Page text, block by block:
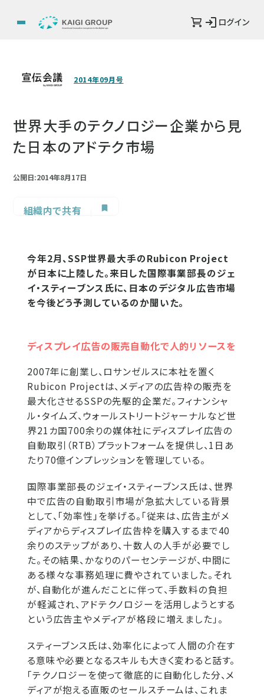
ログイン
2014年09月号
世界大手のテクノロジー企業から見
た日本のアドテク市場
公開日:2014年8月17日
組織内で共有
今年2月、SSP世界最大手のRubicon Project
が日本に上陸した。来日した国際事業部長のジェ
イ・スティーブンス氏に、日本のデジタル広告市場
を今後どう予測しているのか聞いた。
ディスプレイ広告の販売自動化で人的リソースを
2007年に創業し、ロサンゼルスに本社を置く
Rubicon Projectは、メディアの広告枠の販売を
最大化させるSSPの先駆的企業だ。フィナンシャ
ル・タイムズ、ウォールストリートジャーナルなど世
界21カ国700余りの媒体社にディスプレイ広告の
自動取引（RTB）プラットフォームを提供し、1日あ
たり70億インプレッションを管理している。
国際事業部長のジェイ・スティーブンス氏は、世界
中で広告の自動取引市場が急拡大している背景
として、「効率性」を挙げる。「従来は、広告主がメ
ディアからディスプレイ広告枠を購入するまで40
余りのステップがあり、十数人の人手が必要でし
た。その結果、かなりのパーセンテージが、中間に
ある様々な事務処理に費やされていました。それ
が、自動化が進んだことに伴って、手数料の負担
が軽減され、アドテクノロジーを活用しようとする
という広告主やメディアが格段に増えました」。
スティーブンス氏は、効率化によって人間の介在す
る意味や必要となるスキルも大きく変わると話す。
「テクノロジーを使って徹底的に自動化した分、メ
ディアが抱える直販のセールスチームは、これま